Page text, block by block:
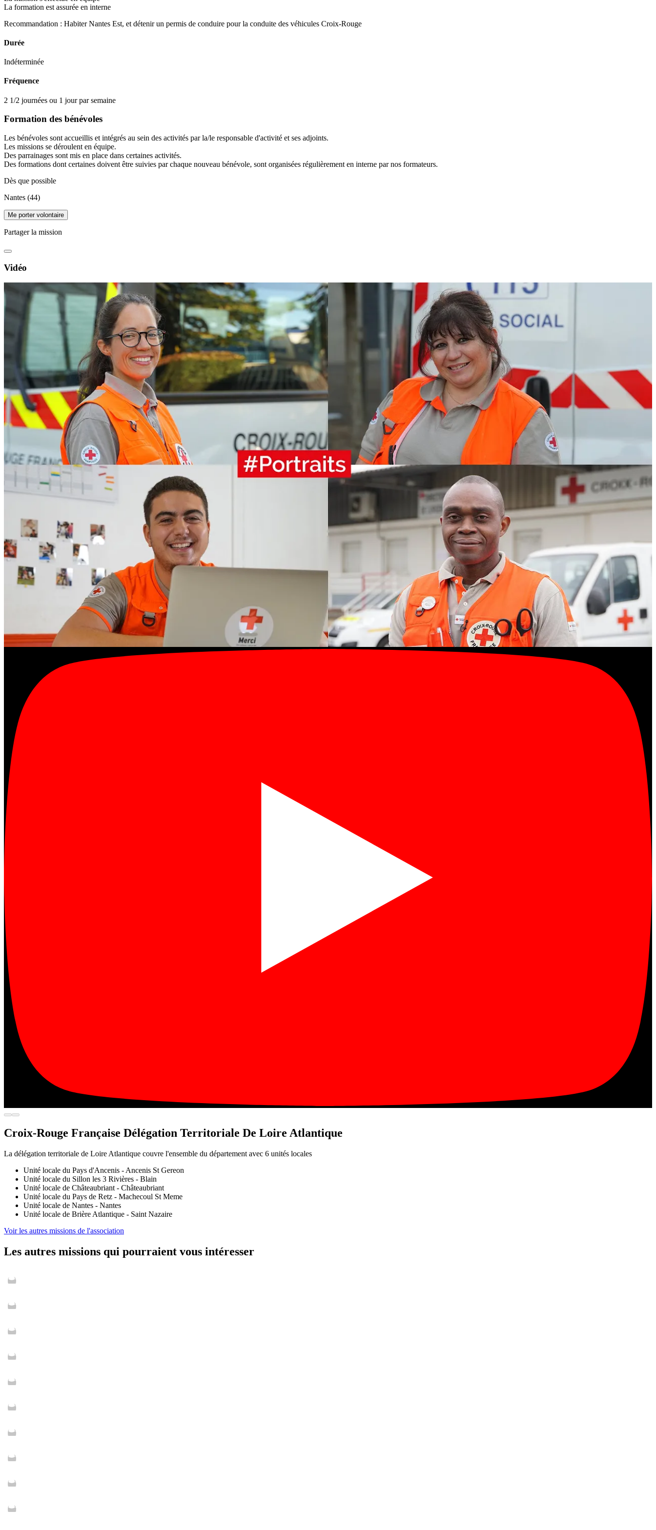
La formation est assurée en interne
Recommandation : Habiter Nantes Est, et détenir un permis de conduire pour la conduite des véhicules Croix-Rouge
Durée
Indéterminée
Fréquence
2 1/2 journées ou 1 jour par semaine
Formation des bénévoles
Les bénévoles sont accueillis et intégrés au sein des activités par la/le responsable d'activité et ses adjoints.
Les missions se déroulent en équipe.
Des parrainages sont mis en place dans certaines activités.
Des formations dont certaines doivent être suivies par chaque nouveau bénévole, sont organisées régulièrement en interne par nos formateurs.
Dès que possible
Nantes (44)
Me porter volontaire
Partager la mission
Vidéo
Croix-Rouge Française Délégation Territoriale De Loire Atlantique
La délégation territoriale de Loire Atlantique couvre l'ensemble du département avec 6 unités locales
Unité locale du Pays d'Ancenis - Ancenis St Gereon
Unité locale du Sillon les 3 Rivières - Blain
Unité locale de Châteaubriant - Châteaubriant
Unité locale du Pays de Retz - Machecoul St Meme
Unité locale de Nantes - Nantes
Unité locale de Brière Atlantique - Saint Nazaire
Voir les autres missions de l'association
Les autres missions qui pourraient vous intéresser